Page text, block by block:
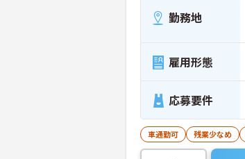
勤務地
雇用形態
応募要件
車通勤可 残業少なめ